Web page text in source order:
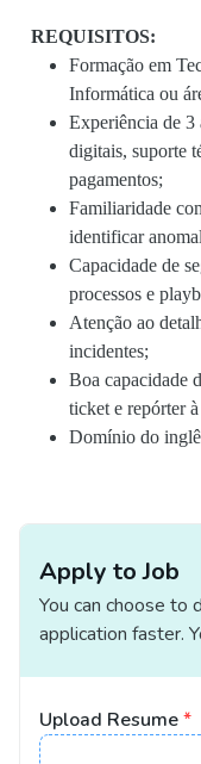
REQUISITOS:
Formação em
Informática ou
Experiência de 3
digitais, suporte
pagamentos;
Familiaridade
identificar
Capacidade de
processos e
Atenção ao
incidentes;
Boa capacidade
ticket e repórter à
Domínio do
Apply to Job
You can choose to
application faster.
Upload Resume*